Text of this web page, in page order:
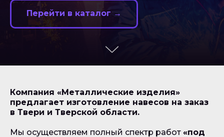
Перейти в каталог →
Компания «Металлические изделия»
предлагает изготовление навесов на заказ
в Твери и Тверской области.
Мы осуществляем полный спектр работ «под